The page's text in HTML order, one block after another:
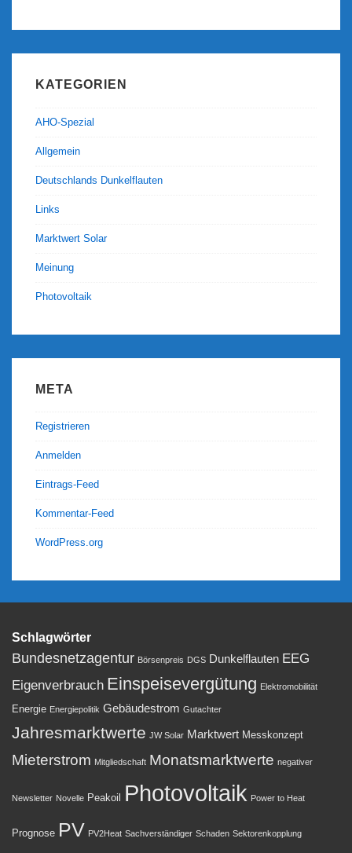
KATEGORIEN
AHO-Spezial
Allgemein
Deutschlands Dunkelflauten
Links
Marktwert Solar
Meinung
Photovoltaik
META
Registrieren
Anmelden
Eintrags-Feed
Kommentar-Feed
WordPress.org
Schlagwörter
Bundesnetzagentur Börsenpreis DGS Dunkelflauten EEG
Eigenverbrauch Einspeisevergütung Elektromobilität
Energie Energiepolitik Gebäudestrom Gutachter
Jahresmarktwerte JW Solar Marktwert Messkonzept
Mieterstrom Mitgliedschaft Monatsmarktwerte negativer
Newsletter Novelle Peakoil Photovoltaik Power to Heat
Prognose PV PV2Heat Sachverständiger Schaden Sektorenkopplung